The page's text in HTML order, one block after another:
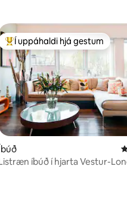
3 umsagnir
Í mestu uppáhaldi hjá gestum
Í uppáhaldi hjá gestum
íbúð í hjarta Vestur-